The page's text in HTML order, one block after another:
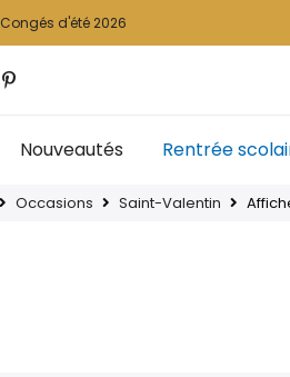
Congés d'été 2026
Nouveautés Rentrée
Occasions Saint-Valentin